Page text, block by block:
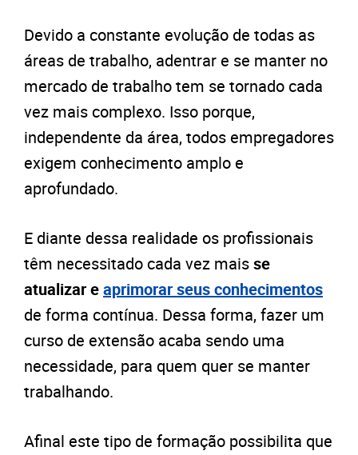
Devido a constante evolução de todas as
áreas de trabalho, adentrar e se manter no
mercado de trabalho tem se tornado cada
vez mais complexo. Isso porque,
independente da área, todos empregadores
exigem conhecimento amplo e
aprofundado.
E diante dessa realidade os profissionais
têm necessitado cada vez maisse
atualizar eaprimorar seus conhecimentos
de forma contínua. Dessa forma, fazer um
curso de extensão acaba sendo uma
necessidade, para quem quer se manter
trabalhando.
Afinal este tipo de formação possibilita que